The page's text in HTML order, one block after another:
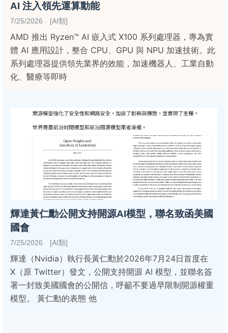
AI 注入領先運算動能
7/25/2026 [AI類]
AMD 推出 Ryzen™ AI 嵌入式 X100 系列處理器，專為實
體 AI 應用設計，整合 CPU、GPU 與 NPU 加速技術。此
系列處理器提供領先業界的效能，加速機器人、工業自動
化、醫療等即時
輝達黃仁勳公開支持開源AI模型，聯名致函美國
國會
7/25/2026 [AI類]
輝達（Nvidia）執行長黃仁勳於2026年7月24日首度在
X（原 Twitter）發文，公開支持開源 AI 模型，並聯名簽
署一封致美國國會的公開信，呼籲不要過早限制開源權重
模型。 黃仁勳的表態 他